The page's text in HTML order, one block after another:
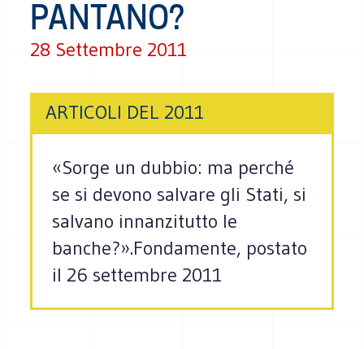
PANTANO?
28 Settembre 2011
ARTICOLI DEL 2011
«Sorge un dubbio: ma perché
se si devono salvare gli Stati, si
salvano innanzitutto le
banche?».Fondamente, postato
il 26 settembre 2011